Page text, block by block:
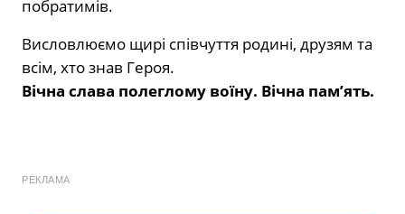
побратимів.
Висловлюємо щирі співчуття родині, друзям та
всім, хто знав Героя.
Вічна слава полеглому воїну. Вічна пам’ять.
РЕКЛАМА